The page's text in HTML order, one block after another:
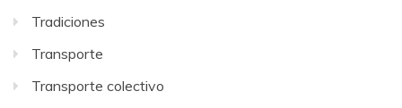
Tradiciones
Transporte
Transporte colectivo